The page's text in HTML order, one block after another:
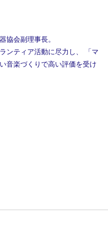
協会副理事長。
ンティア活動に尽力し、 「マ
音楽づくりで高い評価を受け